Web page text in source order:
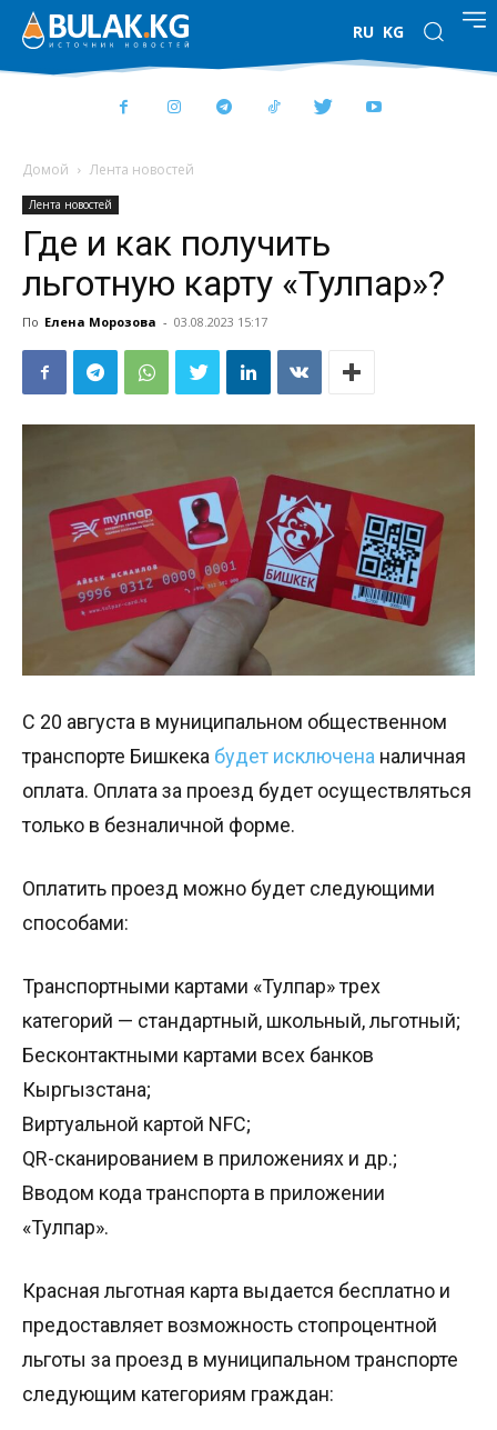
RU KG
Домой Лента новостей
Лента новостей
Где и как получить
льготную карту «Тулпар»?
По Елена Морозова - 03.08.2023 15:17
С 20 августа в муниципальном общественном
транспорте Бишкека будет исключена наличная
оплата. Оплата за проезд будет осуществляться
только в безналичной форме.
Оплатить проезд можно будет следующими
способами:
Транспортными картами «Тулпар» трех
категорий — стандартный, школьный, льготный;
Бесконтактными картами всех банков
Кыргызстана;
Виртуальной картой NFC;
QR-сканированием в приложениях и др.;
Вводом кода транспорта в приложении
«Тулпар».
Красная льготная карта выдается бесплатно и
предоставляет возможность стопроцентной
льготы за проезд в муниципальном транспорте
следующим категориям граждан: